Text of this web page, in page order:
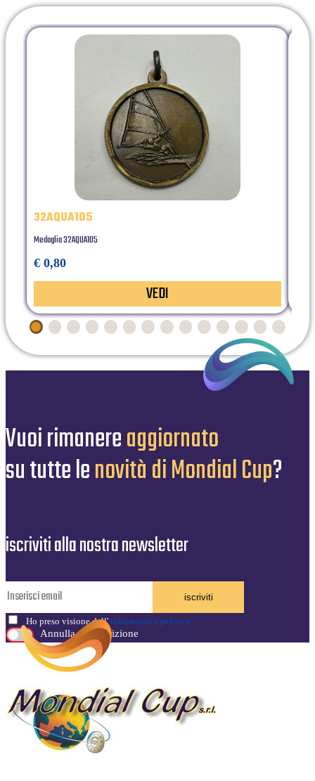
32AQUA105
Medaglia 32AQUA105
€ 0,80
VEDI
Vuoi rimanereaggiornato
su tutte lenovità di Mondial Cup?
iscriviti alla nostra newsletter
iscriviti
Ho preso visione dell' informativa privacy
Annulla sottoscrizione